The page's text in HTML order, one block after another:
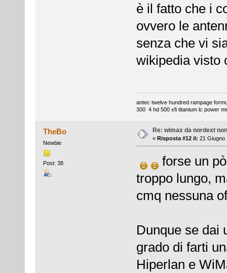
è il fatto che i
ovvero le
senza che vi
wikipedia visto
antec twelve hundred rampage
300 4 hd 500 xfi titanium lc power
TheBo
Newbie
Post: 38
Re: wimax da nordext
« Risposta #12 il: 21 Giugno
forse un
troppo lungo,
cmq nessuna
Dunque se dai
grado di farti
Hiperlan e